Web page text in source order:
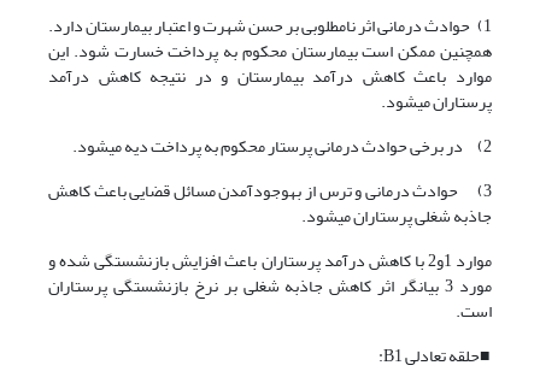
1) حوادث درمانی اثر نامطلوبی بر حسن شهرت و اعتبار بیمارستان دارد.
همچنین ممکن است بیمارستان محکوم به پرداخت خسارت شود. این
موارد باعث کاهش درآمد بیمارستان و در نتیجه کاهش درآمد
پرستاران می­شود.
2) در برخی حوادث درمانی پرستار محکوم به پرداخت دیه می­شود.
3) حوادث درمانی و ترس از به­وجود­آمدن مسائل قضایی باعث کاهش
جاذبه شغلی پرستاران می­شود.
موارد 1و2 با کاهش درآمد پرستاران باعث افزایش بازنشستگی شده و
مورد 3 بیانگر اثر کاهش جاذبه شغلی بر نرخ بازنشستگی پرستاران
است.
■حلقه تعادلی B1: